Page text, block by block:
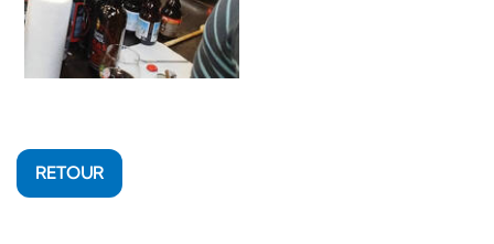
RETOUR